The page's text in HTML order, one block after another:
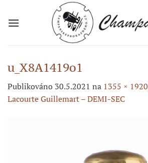
u_X8A1419o1
Publikováno 30.5.2021 na 1355 × 1920
Lacourte Guillemart – DEMI-SEC